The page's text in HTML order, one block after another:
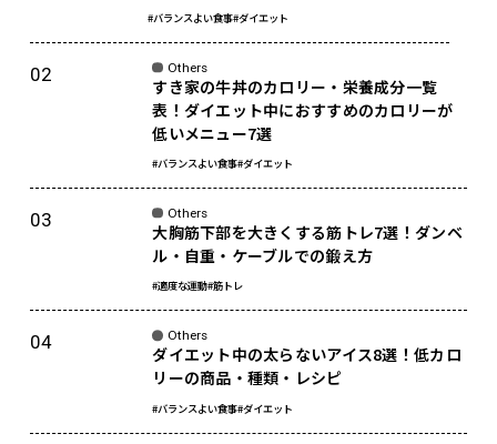
#バランスよい食事#ダイエット
Others
すき家の牛丼のカロリー・栄養成分一覧
表！ダイエット中におすすめのカロリーが
低いメニュー7選
#バランスよい食事#ダイエット
Others
大胸筋下部を大きくする筋トレ7選！ダンベ
ル・自重・ケーブルでの鍛え方
#適度な運動#筋トレ
Others
ダイエット中の太らないアイス8選！低カロ
リーの商品・種類・レシピ
#バランスよい食事#ダイエット